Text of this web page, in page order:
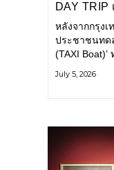
DAY TRIP
โลว์ไ
หลังจากกรุง
ประชาชนทด
(TAXI
แวดล้อม ผ่า
July 5, 2026